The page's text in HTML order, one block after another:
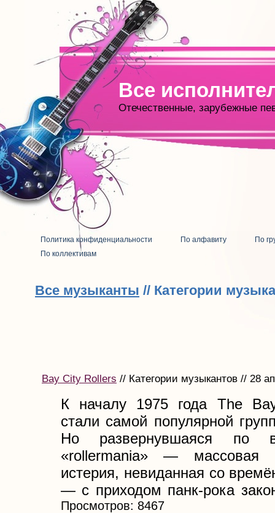
Все
Отечественные, зарубежные
Политика конфиденциальности По алфавиту
По
По коллективам
Все музыканты // Категории
Bay City Rollers // Категории музыкантов // 28
К началу 1975 года The
стали самой популярной
Но развернувшаяся по
«rollermania» — массовая
истерия, невиданная со
— с приходом панк-рока
Просмотров: 8467